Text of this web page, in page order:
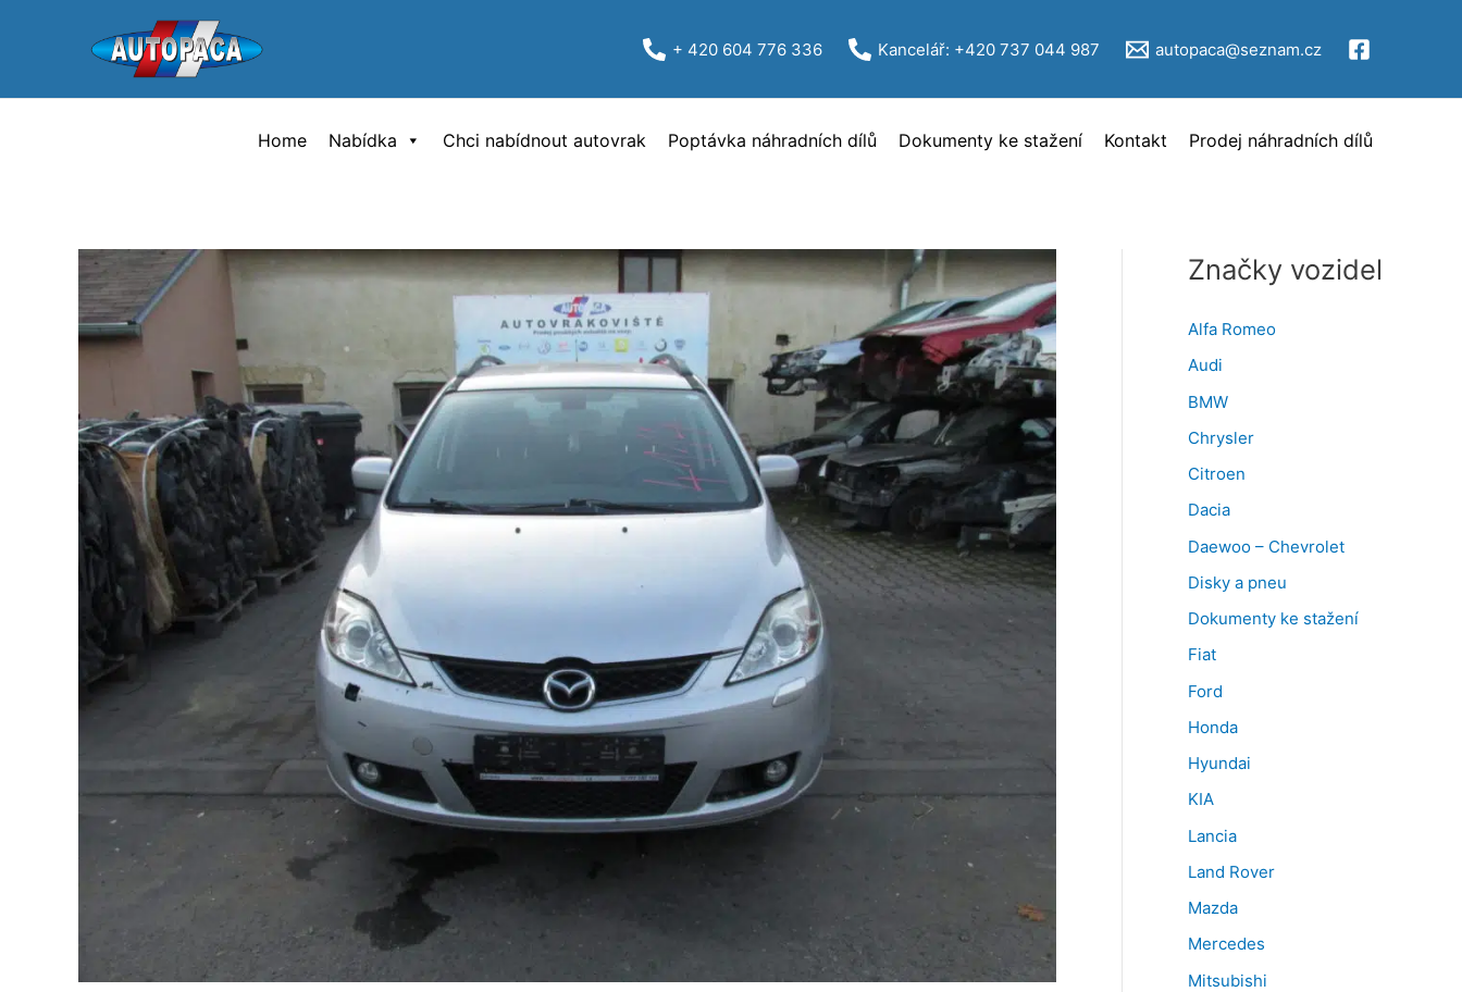
+ 420 604 776 336 Kancelář: +420 737 044 987 autopaca@seznam.cz
Home Nabídka Chci nabídnout autovrak Poptávka náhradních dílů Dokumenty ke stažení Kontakt Prodej náhradních dílů
Značky vozidel
Alfa Romeo
Audi
BMW
Chrysler
Citroen
Dacia
Daewoo – Chevrolet
Disky a pneu
Dokumenty ke stažení
Fiat
Ford
Honda
Hyundai
KIA
Lancia
Land Rover
Mazda
Mercedes
Mitsubishi
ý
r
e
c
e